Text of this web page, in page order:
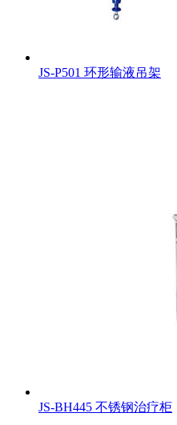
JS-P501 环形输液吊架
JS-BH445 不锈钢治疗柜